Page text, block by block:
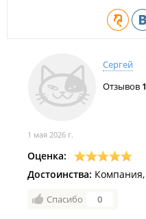
Сергей
Отзывов 1
1 мая 2026 г.
Оценка:
Достоинства:
Спасибо 0